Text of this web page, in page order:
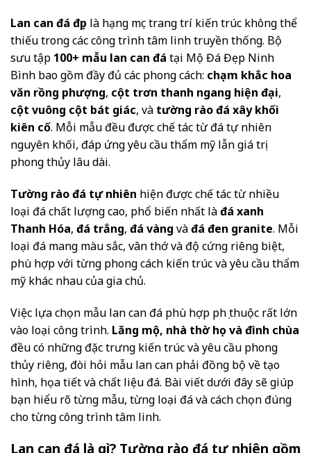
Lan can đá đẹp là hạng mục trang trí kiến trúc không thể
thiếu trong các công trình tâm linh truyền thống. Bộ
sưu tập 100+ mẫu lan can đá tại Mộ Đá Đẹp Ninh
Bình bao gồm đầy đủ các phong cách: chạm khắc hoa
văn rồng phượng, cột trơn thanh ngang hiện đại,
cột vuông cột bát giác, và tường rào đá xây khối
kiên cố. Mỗi mẫu đều được chế tác từ đá tự nhiên
nguyên khối, đáp ứng yêu cầu thẩm mỹ lẫn giá trị
phong thủy lâu dài.
Tường rào đá tự nhiên hiện được chế tác từ nhiều
loại đá chất lượng cao, phổ biến nhất làđá xanh
Thanh Hóa, đá trắng, đá vàng vàđá đen granite. Mỗi
loại đá mang màu sắc, vân thớ và độ cứng riêng biệt,
phù hợp với từng phong cách kiến trúc và yêu cầu thẩm
mỹ khác nhau của gia chủ.
Việc lựa chọn mẫu lan can đá phù hợp phụ thuộc rất lớn
vào loại công trình. Lăng mộ, nhà thờ họ và đình chùa
đều có những đặc trưng kiến trúc và yêu cầu phong
thủy riêng, đòi hỏi mẫu lan can phải đồng bộ về tạo
hình, họa tiết và chất liệu đá. Bài viết dưới đây sẽ giúp
bạn hiểu rõ từng mẫu, từng loại đá và cách chọn đúng
cho từng công trình tâm linh.
Lan can đá là gì? Tường rào đá tự nhiên gồm